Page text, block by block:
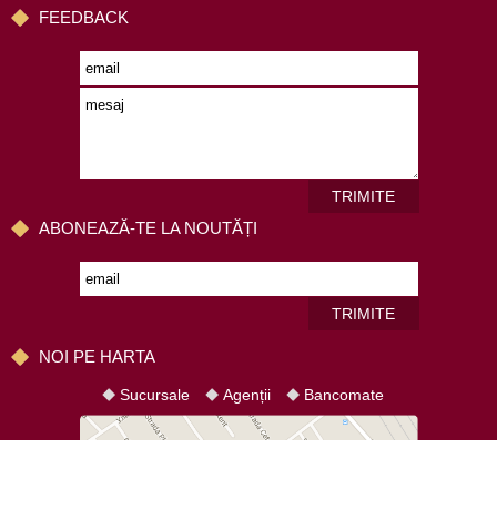
FEEDBACK
TRIMITE
ABONEAZĂ-TE LA NOUTĂȚI
TRIMITE
NOI PE HARTA
Sucursale Agenții Bancomate